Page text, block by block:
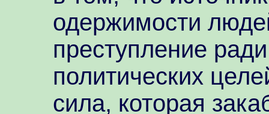
одержимости
преступление
политических
сила, которая